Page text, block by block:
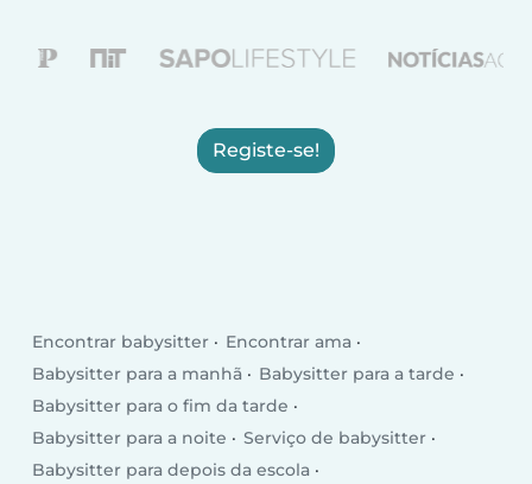
Registe-se!
Encontrar babysitter
Encontrar ama
Babysitter para a manhã
Babysitter para a tarde
Babysitter para o fim da tarde
Babysitter para a noite
Serviço de babysitter
Babysitter para depois da escola